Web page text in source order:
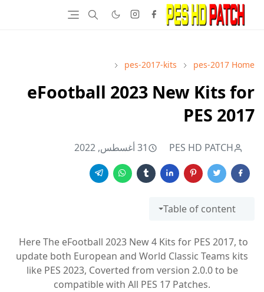
Home
pes-2017
pes-2017-kits
eFootball 2023 New Kits for
PES 2017
PES HD PATCH 31 أغسطس, 2022
Table of content
Here The eFootball 2023 New 4 Kits for PES 2017, to
update both European and World Classic Teams kits
like PES 2023, Coverted from version 2.0.0 to be
compatible with All PES 17 Patches.